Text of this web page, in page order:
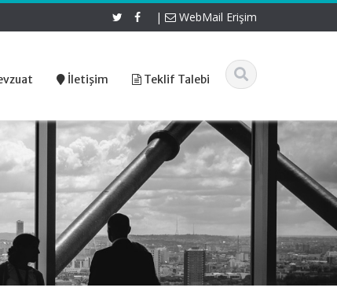
| WebMail Erişim
İletişim Teklif Talebi